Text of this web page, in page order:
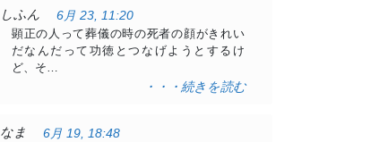
しふん
6月 23, 11:20
顕正の人って葬儀の時の死者の顔がきれい
だなんだって功徳とつなげようとするけ
ど、そ…
・・・続きを読む
なま
6月 19, 18:48